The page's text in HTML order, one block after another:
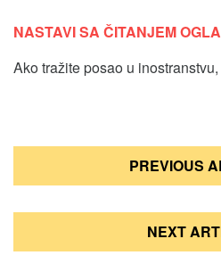
NASTAVI SA ČITANJEM
Ako tražite posao u
Кретање
PREVIOUS
NEXT